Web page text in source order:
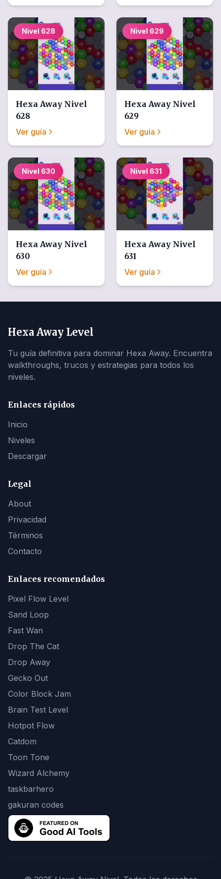
Nivel 628
Hexa Away Nivel
628
Ver guía
Nivel 629
Hexa Away Nivel
629
Ver guía
Nivel 630
Hexa Away Nivel
630
Ver guía
Nivel 631
Hexa Away Nivel
631
Ver guía
Hexa Away Level
Tu guía definitiva para dominar Hexa Away. Encuentra
walkthroughs, trucos y estrategias para todos los
niveles.
Enlaces rápidos
Inicio
Niveles
Descargar
Legal
About
Privacidad
Términos
Contacto
Enlaces recomendados
Pixel Flow Level
Sand Loop
Fast Wan
Drop The Cat
Drop Away
Gecko Out
Color Block Jam
Brain Test Level
Hotpot Flow
Catdom
Toon Tone
Wizard Alchemy
taskbarhero
gakuran codes